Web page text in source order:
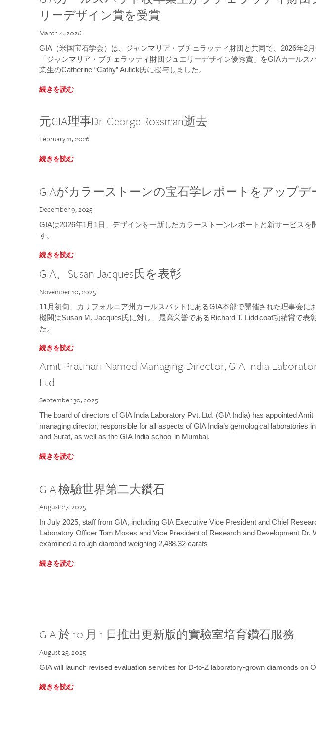
リーデザイン賞を受賞
March 4, 2026
GIA（米国宝石学会）は、ジャンマリア・ブチェラッティ財団と共同で、2026年2
「ジャンマリア・ブチェラッティ財団ジュエリーデザイン優秀賞」をGIAカールス
業生のCatherine “Cathy” Aulick氏に授与しました。
続きを読む
元GIA理事Dr. George Rossman逝去
February 11, 2026
続きを読む
GIAがカラーストーンの宝石学レポートをアップデ
December 9, 2025
GIAは2026年1月1日、デザインを一新したカラーストーンレポートと新サービスを
す。
続きを読む
GIA、Susan Jacques氏を表彰
November 10, 2025
11月初旬、カリフォルニア州カールスバッドにあるGIA本部で開催された理事会に
機関はSusan M. Jacques氏に対し、最高栄誉であるRichard T. Liddicoat功績賞で表
た。
続きを読む
Amit Pratihari Named Managing Director, GIA India
Ltd.
September 30, 2025
The board of directors of GIA India Laboratory Pvt. Ltd. (GIA India) has appointed Amit
managing director, responsible for all aspects of GIA India’s gemological laboratories
and Surat, as well as the GIA India school in Mumbai.
続きを読む
GIA 檢驗世界第二大鑽石
August 27, 2025
In July 2025, staff from GIA, including GIA Executive Vice President and Chief
Laboratory Officer Tom Moses and Vice President of Research and Development Dr.
examined a rough diamond weighing 2,488.32 carats
続きを読む
GIA 於 10 月 1 日推出更新版的實驗室培育鑽石服務
August 25, 2025
GIA will launch revised evaluation services for D-to-Z laboratory-grown diamonds on
続きを読む